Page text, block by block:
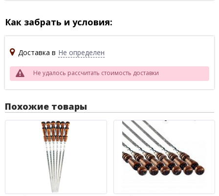
Как забрать и условия:
Доставка в Не определен
Не удалось рассчитать стоимость доставки
Похожие товары